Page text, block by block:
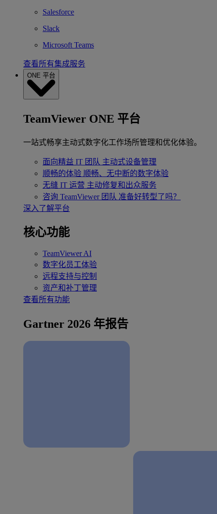
Salesforce
Slack
Microsoft Teams
查看所有集成服务
ONE 平台
TeamViewer ONE 平台
一站式畅享主动式数字化工作场所管理和优化体验。
面向精益 IT 团队 主动式设备管理
顺畅的体验 顺畅、无中断的数字体验
无缝 IT 运营 主动修复和出众服务
咨询 TeamViewer 团队 准备好转型了吗？
深入了解平台
核心功能
TeamViewer AI
数字化员工体验
远程支持与控制
资产和补丁管理
查看所有功能
Gartner 2026 年报告